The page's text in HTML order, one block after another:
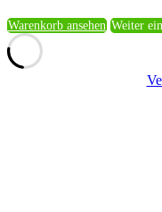
Warenkorb ansehen Weiter